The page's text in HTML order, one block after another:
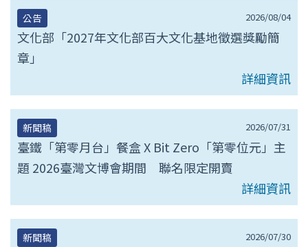
2026/08/04
公告
文化部「2027年文化部百大文化基地徵選獎勵簡
章」
詳細資訊
2026/07/31
新聞稿
臺鐵「第零月台」餐盒 X Bit Zero「第零位元」主
題 2026臺灣文博會期間 聯名限定開賣
詳細資訊
2026/07/30
新聞稿